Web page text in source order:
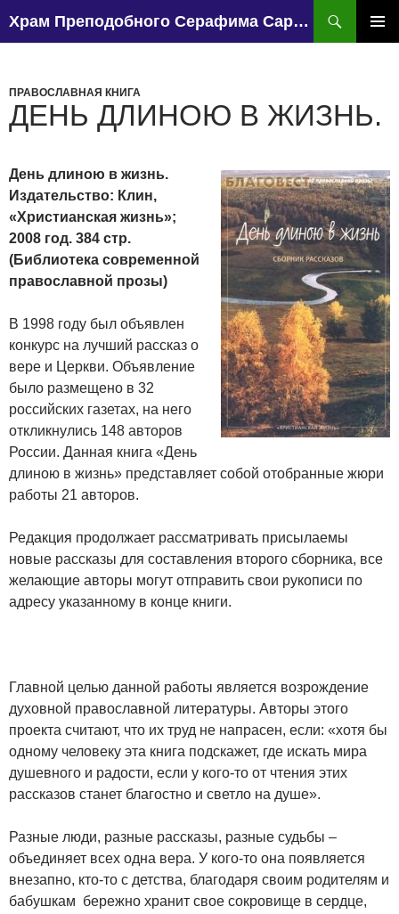
Храм Преподобного Серафима Саровского, поселок Чапаево.
ПРАВОСЛАВНАЯ КНИГА
ДЕНЬ ДЛИНОЮ В ЖИЗНЬ.
День длиною в жизнь.
Издательство: Клин,
«Христианская жизнь»;
2008 год. 384 стр.
(Библиотека современной
православной прозы)
В 1998 году был объявлен
конкурс на лучший рассказ о
вере и Церкви. Объявление
было размещено в 32
российских газетах, на него
откликнулись 148 авторов
России. Данная книга «День
длиною в жизнь» представляет собой отобранные жюри
работы 21 авторов.
Редакция продолжает рассматривать присылаемы
новые рассказы для составления второго сборника, все
желающие авторы могут отправить свои рукописи по
адресу указанному в конце книги.
Главной целью данной работы является возрождение
духовной православной литературы. Авторы этого
проекта считают, что их труд не напрасен, если: «хотя бы
одному человеку эта книга подскажет, где искать мира
душевного и радости, если у кого-то от чтения этих
рассказов станет благостно и светло на душе».
Разные люди, разные рассказы, разные судьбы –
объединяет всех одна вера. У кого-то она появляется
внезапно, кто-то с детства, благодаря своим родителям и
бабушкам бережно хранит свое сокровище в сердце,